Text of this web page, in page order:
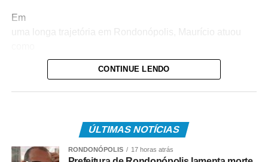
Em
uma longa trajetória em Rondonópolis, Maurício atuou
médico-legista na Perícia Oficial e Identificação Técnica
(Politec), onde fez grandes amizades, e também foi
professor do
onde se aposentou.
Neste
CONTINUE LENDO
ÚLTIMAS NOTÍCIAS
RONDONÓPOLIS 17 horas atrás